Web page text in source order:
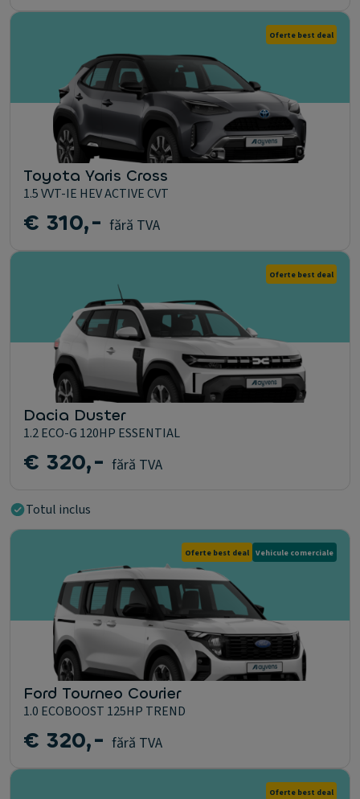
Oferte best deal
Toyota Yaris Cross
1.5 VVT-IE HEV ACTIVE CVT
€ 310,- fără TVA
Oferte best deal
Dacia Duster
1.2 ECO-G 120HP ESSENTIAL
€ 320,- fără TVA
Totul inclus
Oferte best deal Vehicule comerciale
Ford Tourneo Courier
1.0 ECOBOOST 125HP TREND
€ 320,- fără TVA
Oferte best deal